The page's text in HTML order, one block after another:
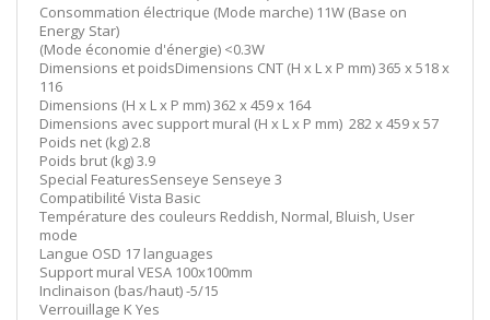
Consommation électrique (Mode marche) 11W (Base on
Energy Star)
(Mode économie d'énergie) <0.3W
Dimensions et poidsDimensions CNT (H x L x P mm) 365 x 518 x
116
Dimensions (H x L x P mm) 362 x 459 x 164
Dimensions avec support mural (H x L x P mm) 282 x 459 x 57
Poids net (kg) 2.8
Poids brut (kg) 3.9
Special FeaturesSenseye Senseye 3
Compatibilité Vista Basic
Température des couleurs Reddish, Normal, Bluish, User
mode
Langue OSD 17 languages
Support mural VESA 100x100mm
Inclinaison (bas/haut) -5/15
Verrouillage K Yes